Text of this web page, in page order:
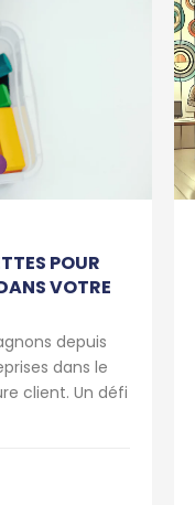
POUR
VOTRE
depuis
dans le
client. Un défi